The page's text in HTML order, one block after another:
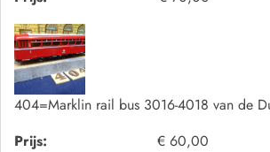
404=Marklin rail bus 3016-4018 van de
Prijs:
€ 60,00